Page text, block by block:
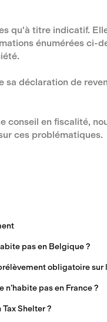
qu'à titre indicatif.
énumérées ci-
sa déclaration de
conseil en fiscalité,
ces problématiques.
pas en Belgique ?
obligatoire sur
pas en France ?
Shelter ?